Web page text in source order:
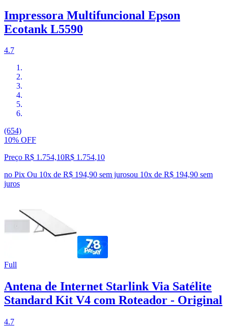
Impressora Multifuncional Epson
Ecotank L5590
4.7
(654)
10% OFF
Preço R$ 1.754,10R$ 1.754,10
no Pix Ou 10x de R$ 194,90 sem jurosou 10x de R$ 194,90 sem
juros
Full
Antena de Internet Starlink Via Satélite
Standard Kit V4 com Roteador - Original
4.7